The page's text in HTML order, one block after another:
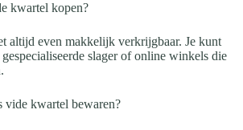
kwartel kopen?
altijd even makkelijk verkrijgbaar. Je kunt
slager of online winkels die
vide kwartel bewaren?